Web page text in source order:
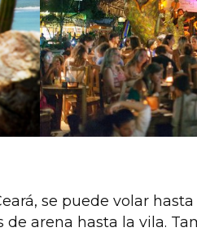
se puede volar hasta
arena hasta la vila.